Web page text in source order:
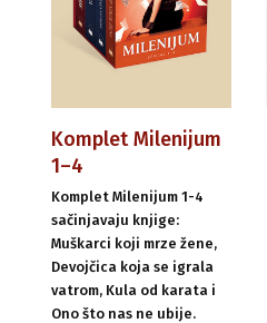
Komplet Milenijum
1–4
Komplet Milenijum 1-4
sačinjavaju knjige:
Muškarci koji mrze žene,
Devojčica koja se igrala
vatrom, Kula od karata i
Ono što nas ne ubije.